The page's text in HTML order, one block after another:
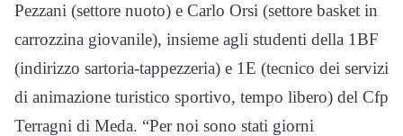
Pezzani (settore nuoto) e Carlo Orsi (settore basket in
carrozzina giovanile), insieme agli studenti della 1BF
(indirizzo sartoria-tappezzeria) e 1E (tecnico dei servizi
di animazione turistico sportivo, tempo libero) del Cfp
Terragni di Meda. “Per noi sono stati giorni